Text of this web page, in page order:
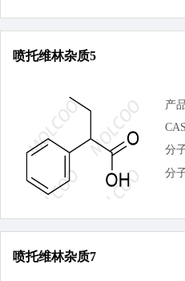
喷托维林杂质5
产
分
分
喷托维林杂质7